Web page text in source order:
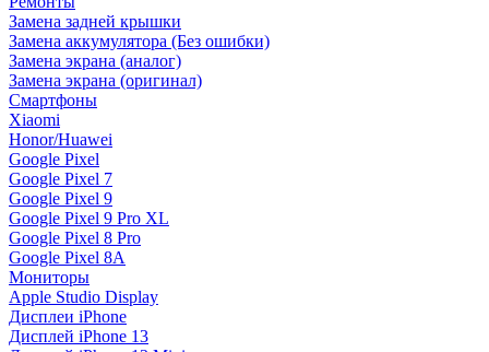
Замена задней крышки
Замена аккумулятора (Без ошибки)
Замена экрана (аналог)
Замена экрана (оригинал)
Смартфоны
Xiaomi
Honor/Huawei
Google Pixel
Google Pixel 7
Google Pixel 9
Google Pixel 9 Pro XL
Google Pixel 8 Pro
Google Pixel 8A
Мониторы
Apple Studio Display
Дисплеи iPhone
Дисплей iPhone 13